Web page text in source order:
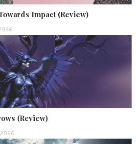
Impact (Review)
(Review)
2026